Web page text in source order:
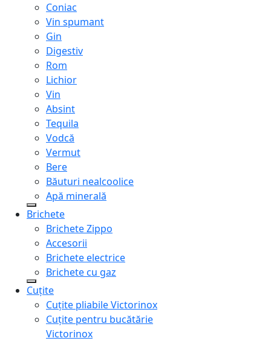
Coniac
Vin spumant
Gin
Digestiv
Rom
Lichior
Vin
Absint
Tequila
Vodcă
Vermut
Bere
Băuturi nealcoolice
Apă minerală
Brichete
Brichete Zippo
Accesorii
Brichete electrice
Brichete cu gaz
Cuțite
Cuțite pliabile Victorinox
Cuțite pentru bucătărie
Victorinox